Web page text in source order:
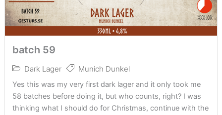
batch 59
Dark Lager Munich Dunkel
Yes this was my very first dark lager and it only took me
58 batches before doing it, but who counts, right? I was
thinking what I should do for Christmas, continue with the